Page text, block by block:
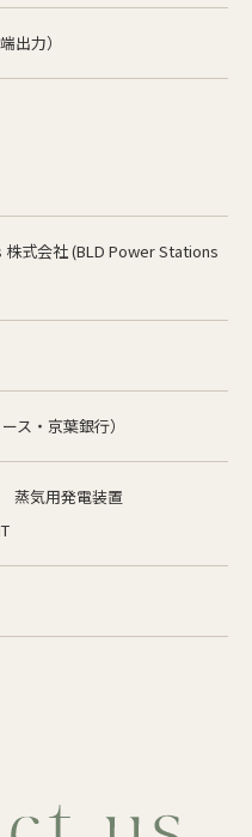
出力）
式会社 (BLD Power Stations
ス・京葉銀行）
蒸気用発電装置